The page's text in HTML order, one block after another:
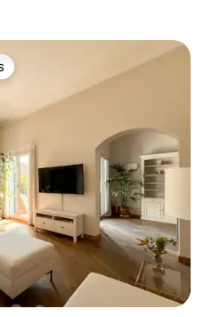
plus appréciés